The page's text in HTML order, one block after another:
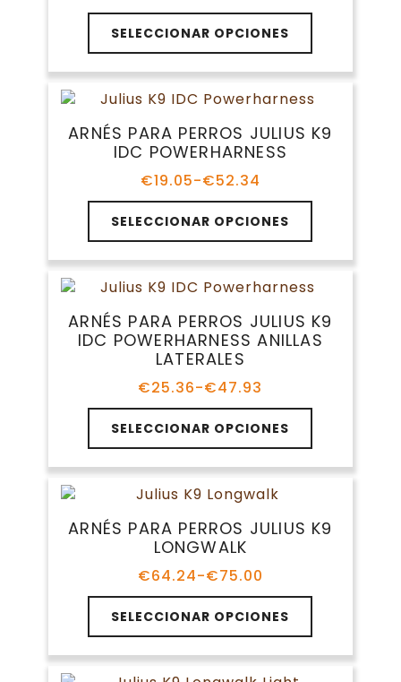
elegir
la
página
de
producto
de
precios:
desde
€19.05
hasta
€52.34
SELECCIONAR OPCIONES
Este
producto
tiene
múltiples
variantes.
Las
opciones
pueden
elegir
la
página
de
producto
ARNÉS PARA PERROS JULIUS K9
IDC POWERHARNESS
€19.05-€52.34
Rango
de
precios:
desde
€19.05
hasta
€52.34
SELECCIONAR OPCIONES
Este
producto
tiene
múltiples
variantes.
Las
opciones
se
en
página
de
producto
ARNÉS PARA PERROS JULIUS K9
IDC POWERHARNESS ANILLAS
LATERALES
€25.36-€47.93
Rango
de
precios:
desde
€25.36
hasta
€47.93
SELECCIONAR OPCIONES
Este
producto
tiene
múltiples
variantes.
Las
opciones
pueden
elegir
la
página
ARNÉS PARA PERROS JULIUS K9
LONGWALK
€64.24-€75.00
Rango
de
precios:
desde
€64.24
hasta
SELECCIONAR OPCIONES
Este
producto
tiene
múltiples